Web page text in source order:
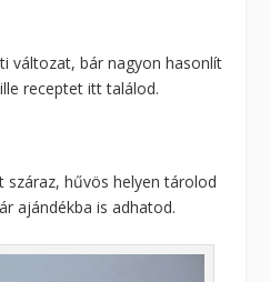
változat, bár nagyon hasonlít
receptet itt találod.
száraz, hűvös helyen tárolod
ajándékba is adhatod.